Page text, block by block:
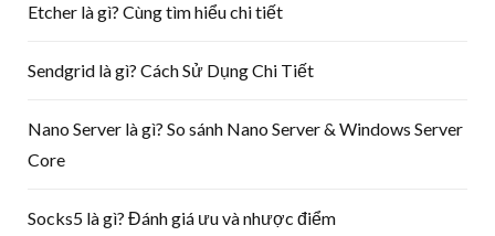
Etcher là gì? Cùng tìm hiểu chi tiết
Sendgrid là gì? Cách Sử Dụng Chi Tiết
Nano Server là gì? So sánh Nano Server & Windows Server
Core
Socks5 là gì? Đánh giá ưu và nhược điểm